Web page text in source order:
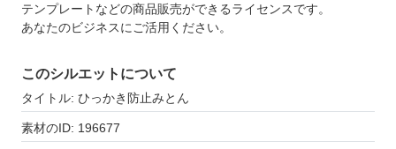
テンプレートなどの商品販売ができるライセンスです。
あなたのビジネスにご活用ください。
このシルエットについて
タイトル: ひっかき防止みとん
素材のID: 196677